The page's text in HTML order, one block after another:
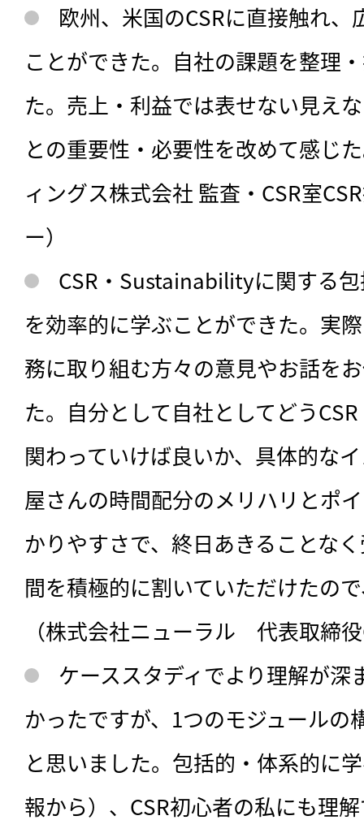
欧州、米国のCSRに直接触れ、
ことができた。自社の課題を整理
た。売上・利益では表せない見え
との重要性・必要性を改めて感じ
ィングス株式会社 監査・CSR室
ー）
CSR・Sustainabilityに関する
を効率的に学ぶことができた。実
務に取り組む方々の意見やお話を
た。自分として自社としてどう
関わっていけば良いか、具体的な
屋さんの時間配分のメリハリとポ
かりやすさで、終日あきることな
間を積極的に割いていただけたの
（株式会社ニューラル 代表取締
ケーススタディでより理解が
かったですが、1つのモジュールの
と思いました。包括的・体系的に
報から）、CSR初心者の私にも理